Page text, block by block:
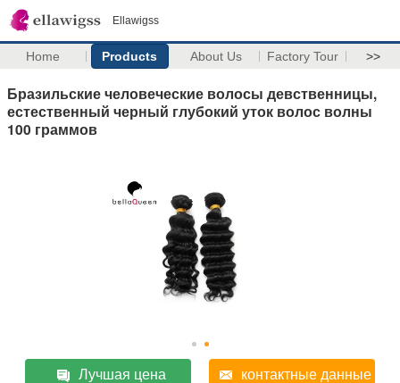
Ellawigss
Home Products About Us Factory Tour >>
Бразильские человеческие волосы девственницы,
естественный черный глубокий уток волос волны
100 граммов
Лучшая цена контактные данные